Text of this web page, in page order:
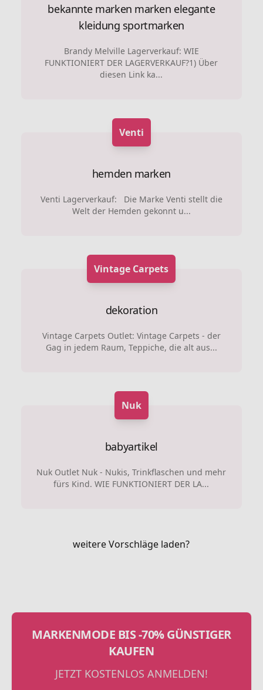
bekannte marken marken elegante
kleidung sportmarken
Brandy Melville Lagerverkauf: WIE
FUNKTIONIERT DER LAGERVERKAUF?1) Über
diesen Link ka...
Venti
hemden marken
Venti Lagerverkauf: Die Marke Venti stellt die
Welt der Hemden gekonnt u...
Vintage Carpets
dekoration
Vintage Carpets Outlet: Vintage Carpets - der
Gag in jedem Raum, Teppiche, die alt aus...
Nuk
babyartikel
Nuk Outlet Nuk - Nukis, Trinkflaschen und mehr
fürs Kind. WIE FUNKTIONIERT DER LA...
weitere Vorschläge laden?
MARKENMODE BIS -70% GÜNSTIGER
KAUFEN
JETZT KOSTENLOS ANMELDEN!